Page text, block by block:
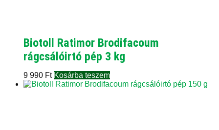
Biotoll Ratimor Brodifacoum
rágcsálóirtó pép 3 kg
9 990 Ft Kosárba teszem